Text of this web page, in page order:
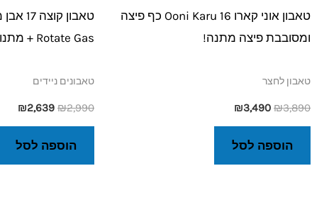
טאבון אוני קארו Ooni Karu 16 כף פיצה
ומסובבת פיצה מתנה!
טאבון לחצר
₪3,890
₪3,490
הוספה לסל
Rotate Gas + מתנות
טאבונים ניידים
₪2,990
₪2,639
הוספה לסל